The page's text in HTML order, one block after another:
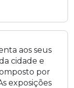
aos seus
cidade e
por
exposições